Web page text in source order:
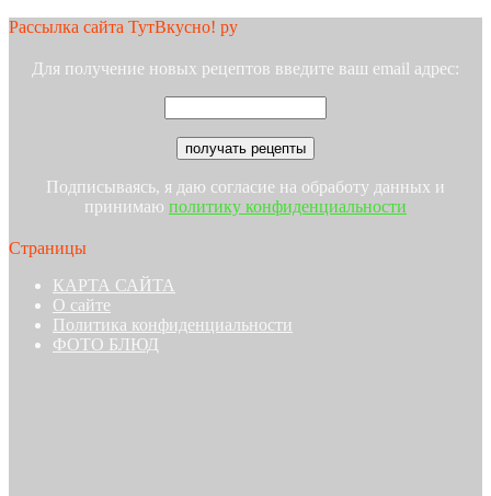
Рассылка сайта ТутВкусно! ру
Для получение новых рецептов введите ваш email адрес:
Подписываясь, я даю согласие на обработу данных и
принимаю политику конфиденциальности
Страницы
КАРТА САЙТА
О сайте
Политика конфиденциальности
ФОТО БЛЮД